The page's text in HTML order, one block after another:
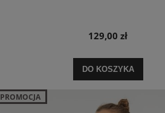
129,00 zł
DO KOSZYKA
PROMOCJA